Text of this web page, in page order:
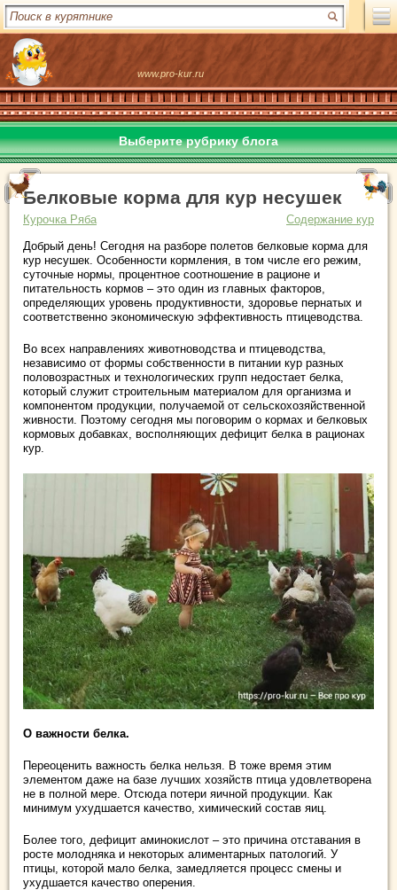
www.pro-kur.ru
Выберите рубрику блога
Белковые корма для кур несушек
Курочка Ряба
Содержание кур
Добрый день! Сегодня на разборе полетов белковые корма для
кур несушек. Особенности кормления, в том числе его режим,
суточные нормы, процентное соотношение в рационе и
питательность кормов – это один из главных факторов,
определяющих уровень продуктивности, здоровье пернатых и
соответственно экономическую эффективность птицеводства.
Во всех направлениях животноводства и птицеводства,
независимо от формы собственности в питании кур разных
половозрастных и технологических групп недостает белка,
который служит строительным материалом для организма и
компонентом продукции, получаемой от сельскохозяйственной
живности. Поэтому сегодня мы поговорим о кормах и белковых
кормовых добавках, восполняющих дефицит белка в рационах
кур.
О важности белка.
Переоценить важность белка нельзя. В тоже время этим
элементом даже на базе лучших хозяйств птица удовлетворена
не в полной мере. Отсюда потери яичной продукции. Как
минимум ухудшается качество, химический состав яиц.
Более того, дефицит аминокислот – это причина отставания в
росте молодняка и некоторых алиментарных патологий. У
птицы, которой мало белка, замедляется процесс смены и
ухудшается качество оперения.